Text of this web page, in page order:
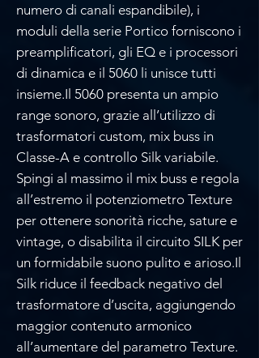
numero di canali espandibile), i
moduli della serie Portico forniscono i
preamplificatori, gli EQ e i processori
di dinamica e il 5060 li unisce tutti
insieme.Il 5060 presenta un ampio
range sonoro, grazie all’utilizzo di
trasformatori custom, mix buss in
Classe-A e controllo Silk variabile.
Spingi al massimo il mix buss e regola
all’estremo il potenziometro Texture
per ottenere sonorità ricche, sature e
vintage, o disabilita il circuito SILK per
un formidabile suono pulito e arioso.Il
Silk riduce il feedback negativo del
trasformatore d’uscita, aggiungendo
maggior contenuto armonico
all’aumentare del parametro Texture.